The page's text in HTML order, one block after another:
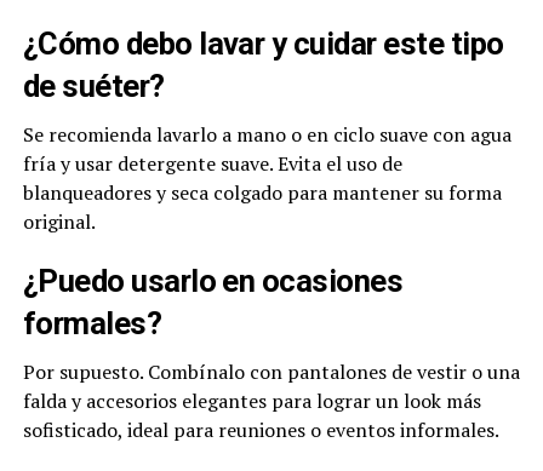
¿Cómo debo lavar y cuidar este tipo
de suéter?
Se recomienda lavarlo a mano o en ciclo suave con agua
fría y usar detergente suave. Evita el uso de
blanqueadores y seca colgado para mantener su forma
original.
¿Puedo usarlo en ocasiones
formales?
Por supuesto. Combínalo con pantalones de vestir o una
falda y accesorios elegantes para lograr un look más
sofisticado, ideal para reuniones o eventos informales.